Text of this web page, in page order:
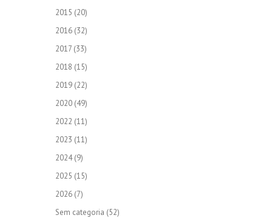
2015 (20)
2016 (32)
2017 (33)
2018 (15)
2019 (22)
2020 (49)
2022 (11)
2023 (11)
2024(9)
2025 (15)
2026 (7)
Sem categoria (52)